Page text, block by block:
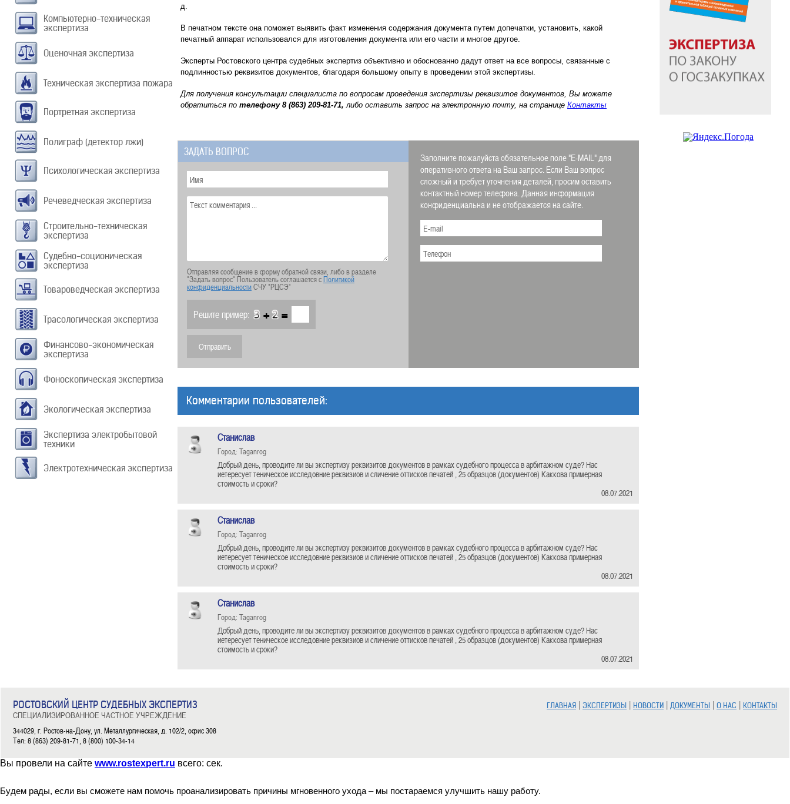
Компьютерно-техническая
экспертиза
Оценочная экспертиза
Техническая экспертиза пожара
Портретная экспертиза
Полиграф (детектор лжи)
Психологическая экспертиза
Речеведческая экспертиза
Строительно-техническая
экспертиза
Судебно-соционическая
экспертиза
Товароведческая экспертиза
Трасологическая экспертиза
Финансово-экономическая
экспертиза
Фоноскопическая экспертиза
Экологическая экспертиза
Экспертиза электробытовой
техники
Электротехническая экспертиза
д.
В печатном тексте она поможет выявить факт изменения содержания документа путем допечатки, установить, какой
печатный аппарат использовался для изготовления документа или его части и многое другое.
Эксперты Ростовского центра судебных экспертиз объективно и обоснованно дадут ответ на все вопросы, связанные с
подлинностью реквизитов документов, благодаря большому опыту в проведении этой экспертизы.
Для получения консультации специалиста по вопросам проведения экспертизы реквизитов документов, Вы можете
обратиться по телефону 8 (863) 209-81-71, либо оставить запрос на электронную почту, на странице Контакты
ЗАДАТЬ ВОПРОС
Отправляя сообщение в форму обратной связи, либо в разделе
"Задать вопрос" Пользователь соглашается сПолитикой
конфиденциальностиСЧУ "РЦСЭ"
Решите пример: + =
Заполните пожалуйста обязательное поле "E-MAIL" для
оперативного ответа на Ваш запрос. Если Ваш вопрос
сложный и требует уточнения деталей, просим оставить
контактный номер телефона. Данная информация
конфиденциальна и не отображается на сайте.
Комментарии пользователей:
Станислав
Город: Taganrog
Добрый день, проводите ли вы экспертизу реквизитов документов в рамках судебного процесса в арбитажном суде? Нас
иетересует теническое исследовние реквизиов и сличение оттисков печатей , 25 образцов (документов) Каккова примерная
стоимость и сроки?
08.07.2021
Станислав
Город: Taganrog
Добрый день, проводите ли вы экспертизу реквизитов документов в рамках судебного процесса в арбитажном суде? Нас
иетересует теническое исследовние реквизиов и сличение оттисков печатей , 25 образцов (документов) Каккова примерная
стоимость и сроки?
08.07.2021
Станислав
Город: Taganrog
Добрый день, проводите ли вы экспертизу реквизитов документов в рамках судебного процесса в арбитажном суде? Нас
иетересует теническое исследовние реквизиов и сличение оттисков печатей , 25 образцов (документов) Каккова примерная
стоимость и сроки?
08.07.2021
РОСТОВСКИЙ ЦЕНТР СУДЕБНЫХ ЭКСПЕРТИЗ
СПЕЦИАЛИЗИРОВАННОЕ ЧАСТНОЕ УЧРЕЖДЕНИЕ
344029, г. Ростов-на-Дону, ул. Металлургическая, д. 102/2, офис 308
Тел: 8 (863) 209-81-71, 8 (800) 100-34-14
ГЛАВНАЯ | ЭКСПЕРТИЗЫ | НОВОСТИ | ДОКУМЕНТЫ | О НАС | КОНТАКТЫ
Вы провели на сайте www.rostexpert.ru всего: сек.
Будем рады, если вы сможете нам помочь проанализировать причины мгновенного ухода – мы постараемся улучшить нашу работу.